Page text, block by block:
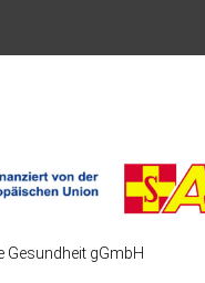
Gesundheit gGmbH